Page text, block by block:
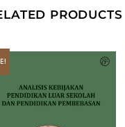
PRODUCTS